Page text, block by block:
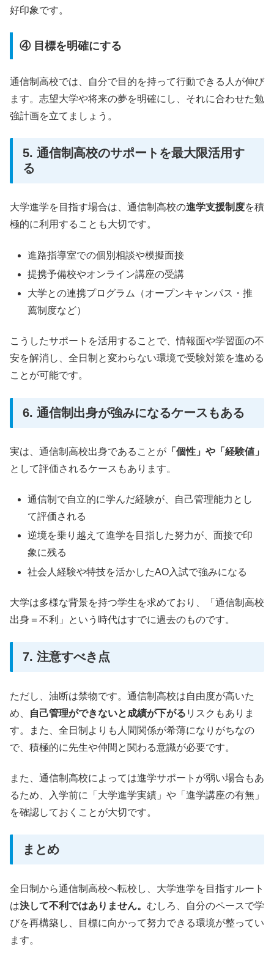
好印象です。
④ 目標を明確にする
通信制高校では、自分で目的を持って行動できる人が伸び
ます。志望大学や将来の夢を明確にし、それに合わせた勉
強計画を立てましょう。
5. 通信制高校のサポートを最大限活用す
る
大学進学を目指す場合は、通信制高校の進学支援制度を積
極的に利用することも大切です。
進路指導室での個別相談や模擬面接
提携予備校やオンライン講座の受講
大学との連携プログラム（オープンキャンパス・推
薦制度など）
こうしたサポートを活用することで、情報面や学習面の不
安を解消し、全日制と変わらない環境で受験対策を進める
ことが可能です。
6. 通信制出身が強みになるケースもある
実は、通信制高校出身であることが 「個性」や「経験値」
として評価されるケースもあります。
通信制で自立的に学んだ経験が、自己管理能力とし
て評価される
逆境を乗り越えて進学を目指した努力が、面接で印
象に残る
社会人経験や特技を活かしたAO入試で強みになる
大学は多様な背景を持つ学生を求めており、「通信制高校
出身＝不利」という時代はすでに過去のものです。
7. 注意すべき点
ただし、油断は禁物です。通信制高校は自由度が高いた
め、
自己管理ができないと成績が下がる リスクもありま
す。また、全日制よりも人間関係が希薄になりがちなの
で、積極的に先生や仲間と関わる意識が必要です。
また、通信制高校によっては進学サポートが弱い場合もあ
るため、入学前に「大学進学実績」や「進学講座の有無」
を確認しておくことが大切です。
まとめ
全日制から通信制高校へ転校し、大学進学を目指すルート
は決して不利ではありません。 むしろ、自分のペースで学
びを再構築し、目標に向かって努力できる環境が整ってい
ます。